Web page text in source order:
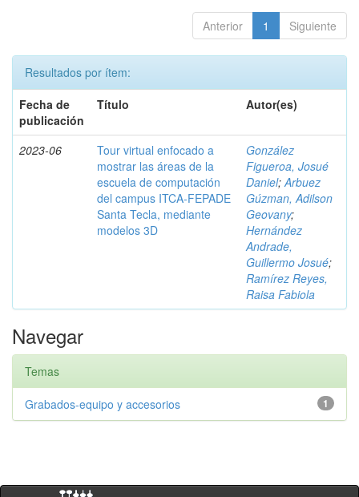
Anterior 1 Siguiente
Resultados por ítem:
Fecha de
publicación
Título Autor(es)
2023-06
Tour virtual enfocado a
mostrar las áreas de la
escuela de computación
del campus ITCA-FEPADE
Santa Tecla, mediante
modelos 3D
González
Figueroa, Josué
Daniel;Arbuez
Gúzman, Adilson
Geovany;
Hernández
Andrade,
Guillermo Josué;
Ramírez Reyes,
Raisa Fabiola
Navegar
Temas
1
Grabados-equipo y accesorios